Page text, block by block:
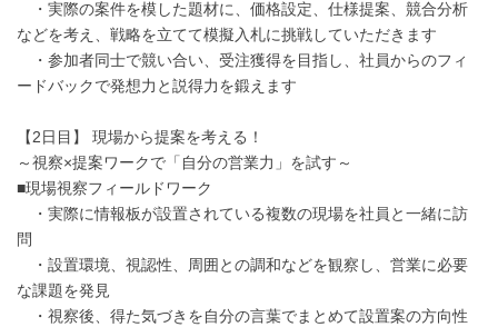
・実際の案件を模した題材に、価格設定、仕様提案、競合分析
などを考え、戦略を立てて模擬入札に挑戦していただきます
・参加者同士で競い合い、受注獲得を目指し、社員からのフィ
ードバックで発想力と説得力を鍛えます
【2日目】 現場から提案を考える！
～視察×提案ワークで「自分の営業力」を試す～
■現場視察フィールドワーク
・実際に情報板が設置されている複数の現場を社員と一緒に訪
問
・設置環境、視認性、周囲との調和などを観察し、営業に必要
な課題を発見
・視察後、得た気づきを自分の言葉でまとめて設置案の方向性